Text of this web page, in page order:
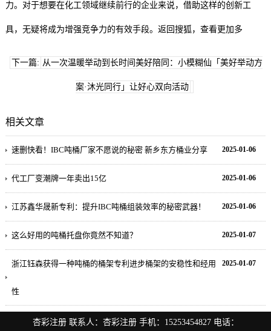
力。对于想要在化工领域继续前行的企业来说，借助这样的创新工
具，无疑将成为增强竞争力的有效手段。返回搜狐，查看更加多
下一篇: 从一次温暖举动到长时间美好陪同：小模糊仙「美好举动方
案·沐光同行」让好心双向活动
相关文章
2025-01-06
速删快看！IBC吨桶厂家不愿说的秘密 新乡东方桶业分享
2025-01-06
代工厂变潮牌一年卖出15亿
2025-01-06
江苏鑫华晟新专利：提升IBC吨桶组装效率的秘密武器！
2025-01-07
这么好用的吨桶托盘你竟然不知道？
2025-01-07
浙江钰森获得一种吨桶的桶架专利进步桶架的安稳性和经用
性
杏彩注册联系人： 杏彩注册手机： 15253454827电话：